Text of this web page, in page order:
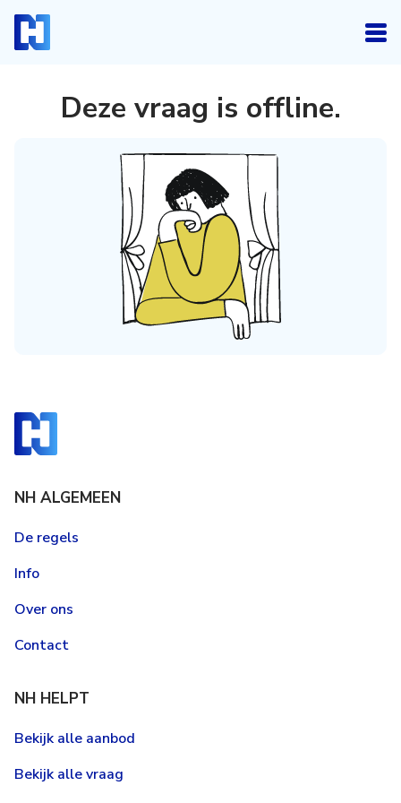
Deze vraag is offline.
NH ALGEMEEN
De regels
Info
Over ons
Contact
NH HELPT
Bekijk alle aanbod
Bekijk alle vraag
Inloggen
Heb je een account? Log dan in.
Login
Account aanmaken
Heb je nog geen account, maar wil je die graag